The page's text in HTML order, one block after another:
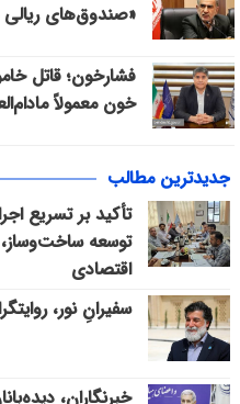
«صندوق‌های ریالی
فشارخون؛ قاتل
خون معمولاً
جدیدترین مطالب
تأکید بر تسریع
توسعه ساخت‌وساز،
اقتصادی
سفیرانِ نور،
خبرنگاران،